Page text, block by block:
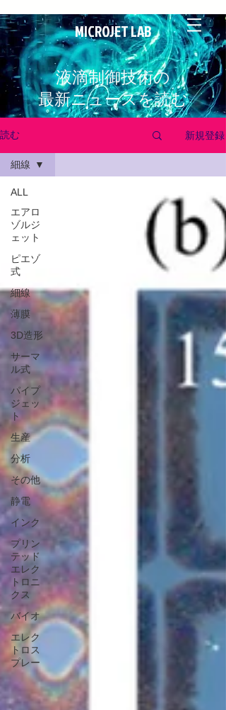
MICROJET LAB
液滴制御技術の
最新ニュースを読む
読む 新規登録
ALL
エアロ
ゾルジ
ェット
ピエゾ
式
細線
薄膜
3D造形
サーマ
ル式
パイプ
ジェッ
ト
生産
分析
その他
静電
インク
プリン
テッド
エレク
トロニ
クス
バイオ
エレク
トロス
プレー
細線